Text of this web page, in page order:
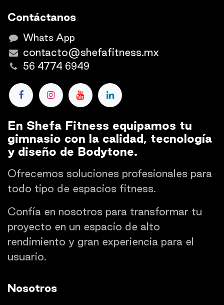
Contáctanos
Whats App
contacto@shefafitness.mx
56 4774 6949
En Shefa Fitness equipamos tu
gimnasio con la calidad, tecnología
y diseño de Bodytone.
Ofrecemos soluciones profesionales para
todo tipo de espacios fitness.
Confía en nosotros para transformar tu
proyecto en un espacio de alto
rendimiento y gran experiencia para el
usuario.
Nosotros